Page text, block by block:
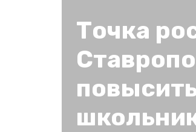
Точка